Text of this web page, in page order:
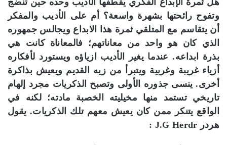
وتفوح رائحتها بشهرة واسعة؟ أم على الأديب والمفكر
أن يتقاسم مع المتلقي ثمرة هذا الابداع ويجالس جمهوره
الذي كان هو واحد من معاناتهم؛ فالمعاناة كانت هي
بذرة ابداعه. عندما يغير الأديب ازياؤه ويستورد لأفكاره
أزياء غريبة وغربية ويتبرأ من زيه القديم ويعيش بذاكرة
أخرى. ينسى جذوره الأولى وتصبح الذكريات مجرد إلهام
تاريخي تستمد منها مخيليته الخصبة مادته؛ لكنه في
الواقع يتنكر ممن كان يعيش معهم تلك الذكريات. يقول
هردر J.G Herdr :